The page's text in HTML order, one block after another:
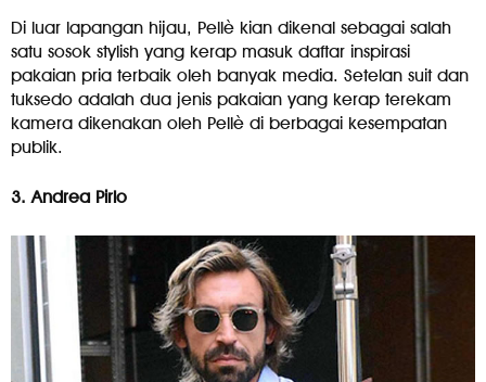
Di luar lapangan hijau, Pellè kian dikenal sebagai salah
satu sosok stylish yang kerap masuk daftar inspirasi
pakaian pria terbaik oleh banyak media. Setelan suit dan
tuksedo adalah dua jenis pakaian yang kerap terekam
kamera dikenakan oleh Pellè di berbagai kesempatan
publik.
3. Andrea Pirlo